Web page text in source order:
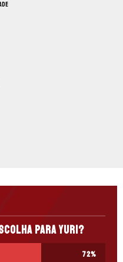
para Yuri?
72%